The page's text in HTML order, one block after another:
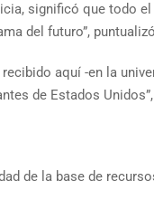
significó que todo
del futuro”,
aquí -en la
de Estados
de la base de